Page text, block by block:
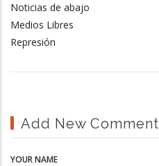
Noticias de abajo
Medios Libres
Represión
Add New Comment
YOUR NAME